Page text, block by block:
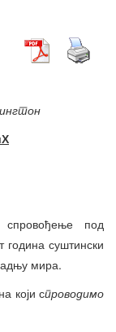
под
суштински
мира.
који спроводимо